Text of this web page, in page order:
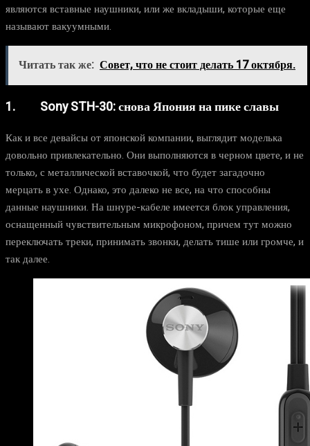
являются вставные наушники, или же вкладыши, которые еще
называют вакуумными.
Читать так же: Совет, что не стоит делать 17 октября.
1. Sony STH-30: снова Япония на пике славы
Как и все девайсы от японской компании, выглядит моделька
довольно привлекательно. Они выполняются в черном цвете, и не
только, с металлической вставочкой, что будет загадочно
мерцать в ухе. Однако, это далеко не все, на что способны
данные наушники. На шнуре-кабеле имеется блок управления,
оснащенный чувствительным микрофоном, причем тут можно
переключать треки, принимать звонки, делать тише или громче, и
так далее.